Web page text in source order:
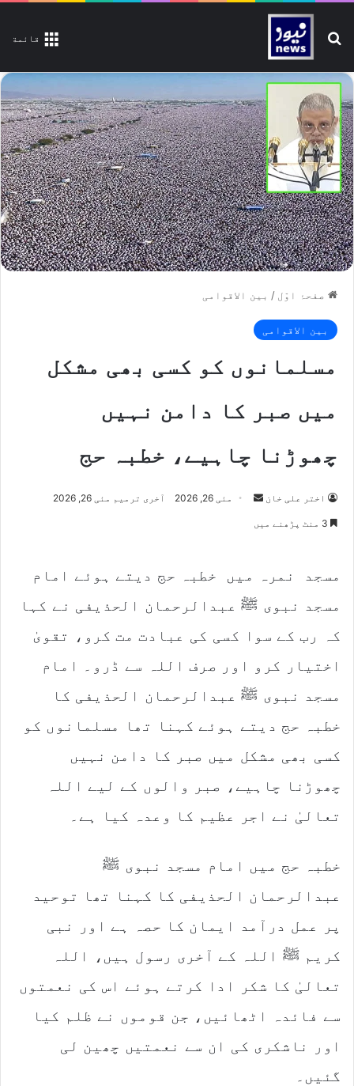
قائمة تلاش کیجیے
صفحۂ اوّل / بین الاقوامی
بین الاقوامی
مسلمانوں کو کسی بھی مشکل
میں صبر کا دامن نہیں
چھوڑنا چاہیے، خطبہ حج
اختر علی خان
Send مئی 26, 2026 آخری ترمیم مئی 26, 2026
مسجد نمرہ میں خطبہ حج دیتے ہوئے امام
مسجد نبوی ﷺ عبدالرحمان الحذیفی نے کہا
کہ رب کے سوا کسی کی عبادت مت کرو، تقویٰ
اختیار کرو اور صرف اللہ سے ڈرو۔ امام
مسجد نبوی ﷺ عبدالرحمان الحذیفی کا
خطبہ حج دیتے ہوئے کہنا تھا مسلمانوں کو
کسی بھی مشکل میں صبر کا دامن نہیں
چھوڑنا چاہیے، صبر والوں کے لیے اللہ
تعالیٰ نے اجر عظیم کا وعدہ کیا ہے۔
خطبہ حج میں امام مسجد نبوی ﷺ
عبدالرحمان الحذیفی کا کہنا تھا توحید
پر عمل درآمد ایمان کا حصہ ہے اور نبی
کریم ﷺ اللہ کے آخری رسول ہیں، اللہ
تعالیٰ کا شکر ادا کرتے ہوئے اس کی نعمتوں
سے فائدہ اٹھائیں، جن قوموں نے ظلم کیا
اور ناشکری کی ان سے نعمتیں چھین لی
گئیں۔